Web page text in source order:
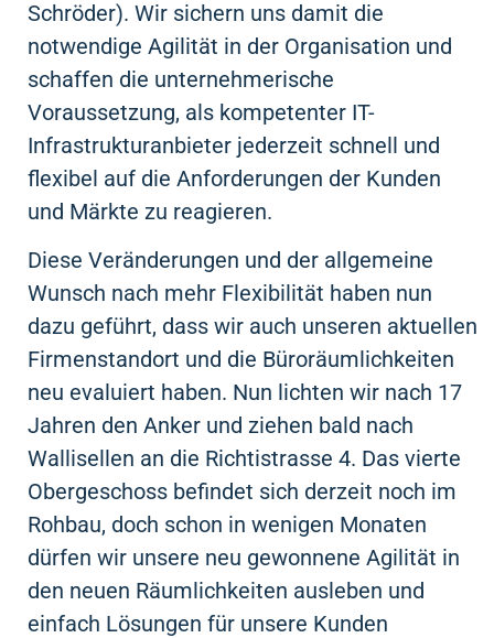
Schröder). Wir sichern uns damit die
notwendige Agilität in der Organisation und
schaffen die unternehmerische
Voraussetzung, als kompetenter IT-
Infrastrukturanbieter jederzeit schnell und
flexibel auf die Anforderungen der Kunden
und Märkte zu reagieren.
Diese Veränderungen und der allgemeine
Wunsch nach mehr Flexibilität haben nun
dazu geführt, dass wir auch unseren aktuellen
Firmenstandort und die Büroräumlichkeiten
neu evaluiert haben. Nun lichten wir nach 17
Jahren den Anker und ziehen bald nach
Wallisellen an die Richtistrasse 4. Das vierte
Obergeschoss befindet sich derzeit noch im
Rohbau, doch schon in wenigen Monaten
dürfen wir unsere neu gewonnene Agilität in
den neuen Räumlichkeiten ausleben und
einfach Lösungen für unsere Kunden